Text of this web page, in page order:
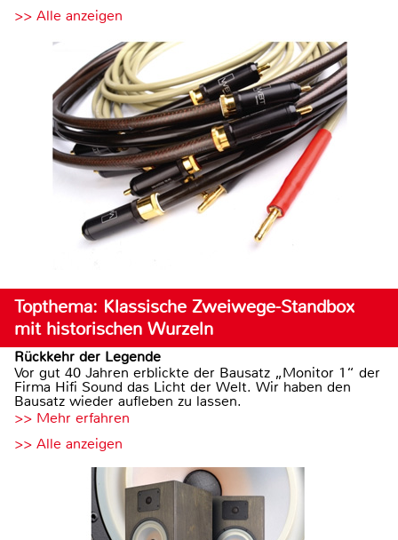
>> Alle anzeigen
Topthema: Klassische Zweiwege-Standbox
mit historischen Wurzeln
Rückkehr der Legende
Vor gut 40 Jahren erblickte der Bausatz „Monitor 1“ der
Firma Hifi Sound das Licht der Welt. Wir haben den
Bausatz wieder aufleben zu lassen.
>> Mehr erfahren
>> Alle anzeigen